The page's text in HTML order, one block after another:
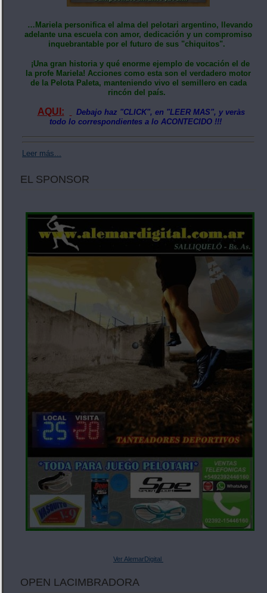
…Mariela personifica el alma del pelotari argentino, llevando
adelante una escuela con amor, dedicación y un compromiso
inquebrantable por el futuro de sus "chiquitos".
¡Una gran historia y qué enorme ejemplo de vocación el de
la profe Mariela! Acciones como esta son el verdadero motor
de la Pelota Paleta, manteniendo vivo el semillero en cada
rincón del país.
AQUI:
Debajo haz "CLICK", en "LEER MAS", y veràs
todo lo correspondientes a lo ACONTECIDO !!!
Leer más...
EL SPONSOR
Ver AlemarDigital
OPEN LACIMBRADORA